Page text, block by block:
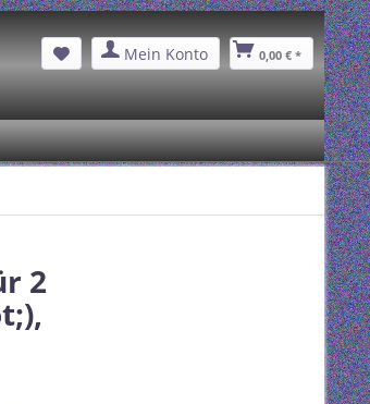
Mein Konto 0,00 € *
2